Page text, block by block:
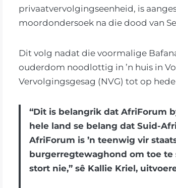
privaatvervolgingseenheid, is
moordondersoek na die dood van
Dit volg nadat die voormalige
ouderdom noodlottig in ’n huis in
Vervolgingsgesag (NVG) tot op
“Dit is belangrik dat AfriForum
hele land se belang dat Suid-
AfriForum is ’n teenwig vir
burgerregtewaghond om toe te
stort nie,” sê Kallie Kriel,